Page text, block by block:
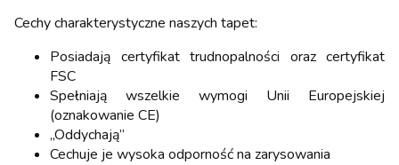
Cechy charakterystyczne naszych tapet:
Posiadają certyfikat trudnopalności oraz certyfikat
FSC
Spełniają wszelkie wymogi Unii Europejskiej
(oznakowanie CE)
„Oddychają”
Cechuje je wysoka odporność na zarysowania